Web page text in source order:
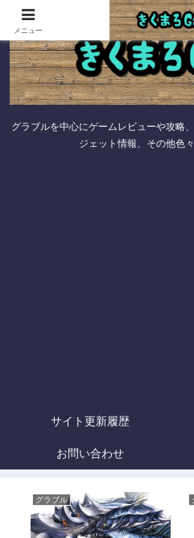
グラブルを中心にゲームレビューや攻略
ジェット情報、その他色
サイト更新履歴
お問い合わせ
グラブル
メニュー